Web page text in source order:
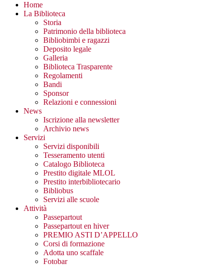
Home
La Biblioteca
Storia
Patrimonio della biblioteca
Bibliobimbi e ragazzi
Deposito legale
Galleria
Biblioteca Trasparente
Regolamenti
Bandi
Sponsor
Relazioni e connessioni
News
Iscrizione alla newsletter
Archivio news
Servizi
Servizi disponibili
Tesseramento utenti
Catalogo Biblioteca
Prestito digitale MLOL
Prestito interbibliotecario
Bibliobus
Servizi alle scuole
Attività
Passepartout
Passepartout en hiver
PREMIO ASTI D’APPELLO
Corsi di formazione
Adotta uno scaffale
Fotobar